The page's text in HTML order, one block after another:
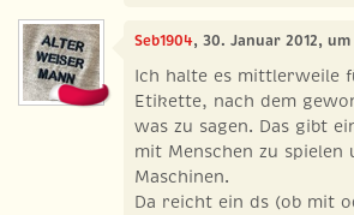
Seb1904, 30. Januar 2012, um
Ich halte es mittlerweile
Etikette, nach dem
was zu sagen. Das gibt
mit Menschen zu
Maschinen.
Da reicht ein ds (ob mit